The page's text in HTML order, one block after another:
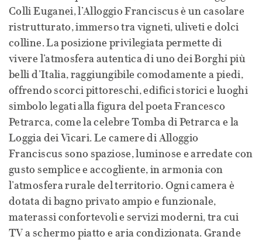
Colli Euganei, l’Alloggio Franciscus è un casolare
ristrutturato, immerso tra vigneti, uliveti e dolci
colline. La posizione privilegiata permette di
vivere l’atmosfera autentica di uno dei Borghi più
belli d’Italia, raggiungibile comodamente a piedi,
offrendo scorci pittoreschi, edifici storici e luoghi
simbolo legati alla figura del poeta Francesco
Petrarca, come la celebre Tomba di Petrarca e la
Loggia dei Vicari. Le camere di Alloggio
Franciscus sono spaziose, luminose e arredate con
gusto semplice e accogliente, in armonia con
l’atmosfera rurale del territorio. Ogni camera è
dotata di bagno privato ampio e funzionale,
materassi confortevoli e servizi moderni, tra cui
TV a schermo piatto e aria condizionata. Grande